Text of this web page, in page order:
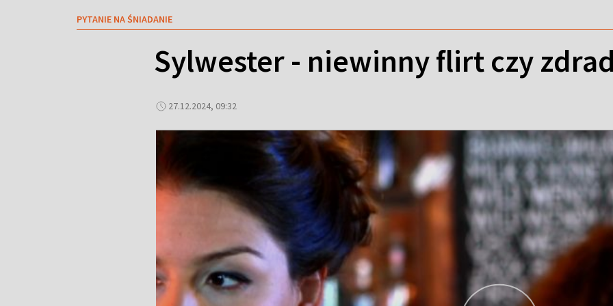
PYTANIE NA ŚNIADANIE
Sylwester - niewinny flirt czy
27.12.2024, 09:32